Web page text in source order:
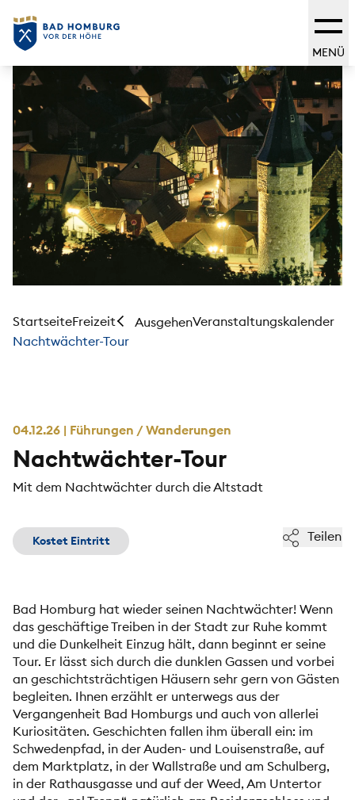
MENÜ
StartseiteFreizeit AusgehenVeranstaltungskalender
Nachtwächter-Tour
04.12.26 | Führungen / Wanderungen
Nachtwächter-Tour
Mit dem Nachtwächter durch die Altstadt
Kostet Eintritt Teilen
Bad Homburg hat wieder seinen Nachtwächter! Wenn
das geschäftige Treiben in der Stadt zur Ruhe kommt
und die Dunkelheit Einzug hält, dann beginnt er seine
Tour. Er lässt sich durch die dunklen Gassen und vorbei
an geschichtsträchtigen Häusern sehr gern von Gästen
begleiten. Ihnen erzählt er unterwegs aus der
Vergangenheit Bad Homburgs und auch von allerlei
Kuriositäten. Geschichten fallen ihm überall ein: im
Schwedenpfad, in der Auden- und Louisenstraße, auf
dem Marktplatz, in der Wallstraße und am Schulberg,
in der Rathausgasse und auf der Weed, Am Untertor